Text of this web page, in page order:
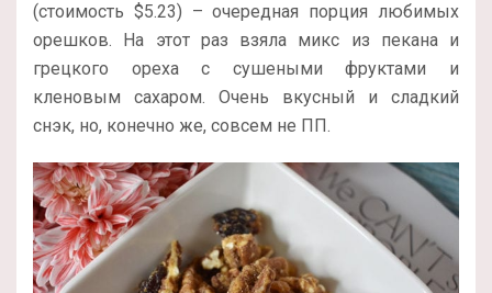
(стоимость $5.23) – очередная порция любимых
орешков. На этот раз взяла микс из пекана и
грецкого ореха с сушеными фруктами и
кленовым сахаром. Очень вкусный и сладкий
снэк, но, конечно же, совсем не ПП.